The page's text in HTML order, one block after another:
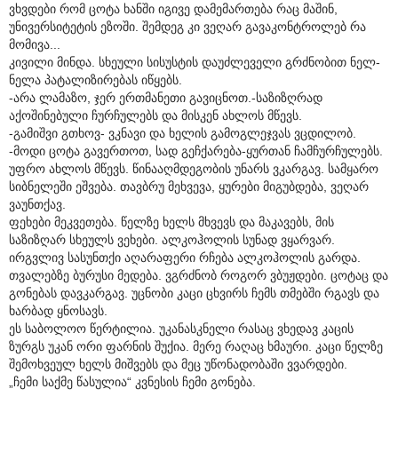
ვხვდები რომ ცოტა ხანში იგივე დამემართება რაც მაშინ,
უნივერსიტეტის ეზოში. შემდეგ კი ვეღარ გავაკონტროლებ რა
მომივა...
კივილი მინდა. სხეული სისუსტის დაუძლეველი გრძნობით ნელ-
ნელა პატალიზირებას იწყებს.
-არა ლამაზო, ჯერ ერთმანეთი გავიცნოთ.-საზიზღრად
აქოშინებული ჩურჩულებს და მისკენ ახლოს მწევს.
-გამიშვი გთხოვ- ვკნავი და ხელის გამოგლეჯვას ვცდილობ.
-მოდი ცოტა გავერთოთ, სად გეჩქარება-ყურთან ჩამჩურჩულებს.
უფრო ახლოს მწევს. წინააღმდეგობის უნარს ვკარგავ. სამყარო
სიბნელეში ეშვება. თავბრუ მეხვევა, ყურები მიგუბდება, ვეღარ
ვაუნთქავ.
ფეხები მეკვეთება. წელზე ხელს მხვევს და მაკავებს, მის
საზიზღარ სხეულს ვეხები. ალკოჰოლის სუნად ვყარვარ.
ირგვლივ სასუნთქი აღარაფერი რჩება ალკოჰოლის გარდა.
თვალებზე ბურუსი მედება. ვგრძნობ როგორ ვბუჟდები. ცოტაც და
გონებას დავკარგავ. უცნობი კაცი ცხვირს ჩემს თმებში რგავს და
ხარბად ყნოსავს.
ეს საბოლოო წერტილია. უკანასკნელი რასაც ვხედავ კაცის
ზურგს უკან ორი ფარნის შუქია. მერე რაღაც ხმაური. კაცი წელზე
შემოხვეულ ხელს მიშვებს და მეც უწონადობაში ვვარდები.
„ჩემი საქმე წასულია“ კვნესის ჩემი გონება.